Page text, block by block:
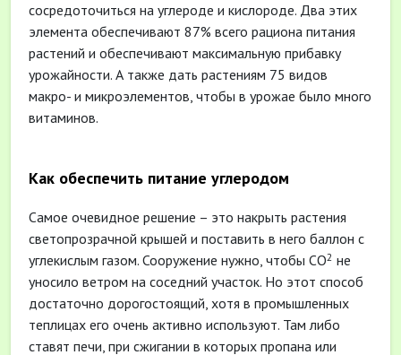
сосредоточиться на углероде и кислороде. Два этих
элемента обеспечивают 87% всего рациона питания
растений и обеспечивают максимальную прибавку
урожайности. А также дать растениям 75 видов
макро- и микроэлементов, чтобы в урожае было много
витаминов.
Как обеспечить питание углеродом
Самое очевидное решение – это накрыть растения
светопрозрачной крышей и поставить в него баллон с
углекислым газом. Сооружение нужно, чтобы СО2 не
уносило ветром на соседний участок. Но этот способ
достаточно дорогостоящий, хотя в промышленных
теплицах его очень активно используют. Там либо
ставят печи, при сжигании в которых пропана или